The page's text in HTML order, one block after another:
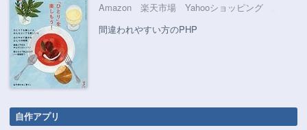
Amazon
楽天市場
Yahooショッピング
間違われやすい方のPHP
自作アプリ